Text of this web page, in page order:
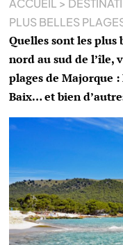
ACCUEIL >
PLUS BELLES
Quelles sont les plus
nord au sud de l’île,
plages de Majorque
Baix… et bien